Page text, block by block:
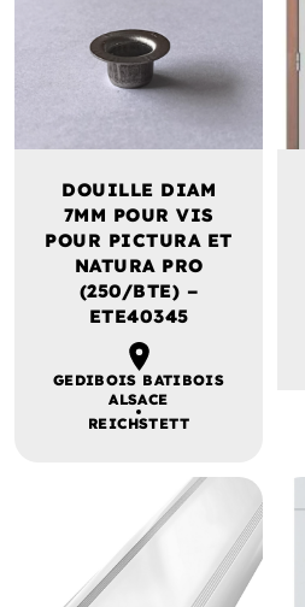
DOUILLE DIAM
7MM POUR VIS
POUR PICTURA ET
NATURA PRO
(250/BTE) –
ETE40345
GEDIBOIS BATIBOIS
ALSACE
REICHSTETT